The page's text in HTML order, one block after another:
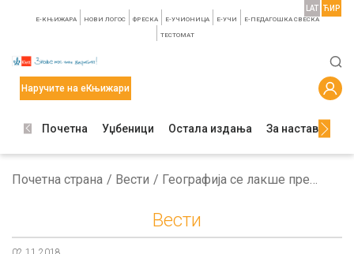
E-КЊИЖАРА НОВИ ЛОГОС ФРЕСКА E-УЧИОНИЦА E-УЧИ Е-ПЕДАГОШКА СВЕСКА
TЕСТОМАТ
LAT ЋИР
Наручите на еКњижари
Почетна Уџбеници Остала издања За наставнике
Почетна страна Вести Географија се лакше предаје и учи уз модерне алате онлајн
Вести